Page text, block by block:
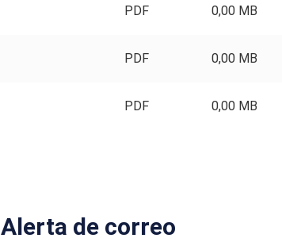
PDF 0,00 MB
PDF 0,00 MB
PDF 0,00 MB
Alerta de correo